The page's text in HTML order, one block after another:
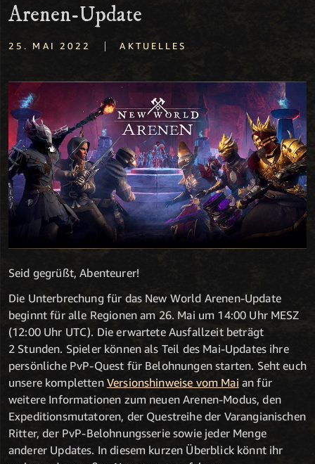
Arenen-Update
25. MAI 2022 | AKTUELLES
Seid gegrüßt, Abenteurer!
Die Unterbrechung für das New World Arenen-Update
beginnt für alle Regionen am 26. Mai um 14:00 Uhr MESZ
(12:00 Uhr UTC). Die erwartete Ausfallzeit beträgt
2 Stunden. Spieler können als Teil des Mai-Updates ihre
persönliche PvP-Quest für Belohnungen starten. Seht euch
unsere kompletten Versionshinweise vom Mai an für
weitere Informationen zum neuen Arenen-Modus, den
Expeditionsmutatoren, der Questreihe der Varangianischen
Ritter, der PvP-Belohnungsserie sowie jeder Menge
anderer Updates. In diesem kurzen Überblick könnt ihr